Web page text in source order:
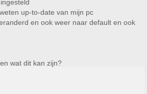
up-to-date van mijn pc
en ook weer naar default en ook
wat dit kan zijn?